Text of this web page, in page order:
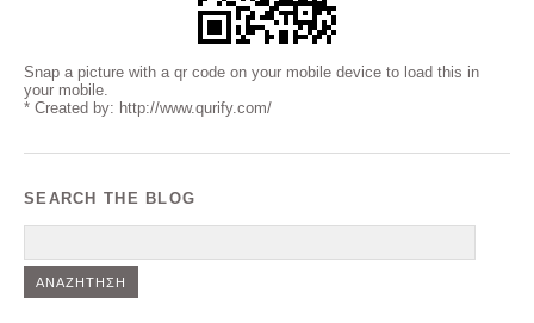
Snap a picture with a qr code on your mobile device to load this in
your mobile.
* Created by: http://www.qurify.com/
SEARCH THE BLOG